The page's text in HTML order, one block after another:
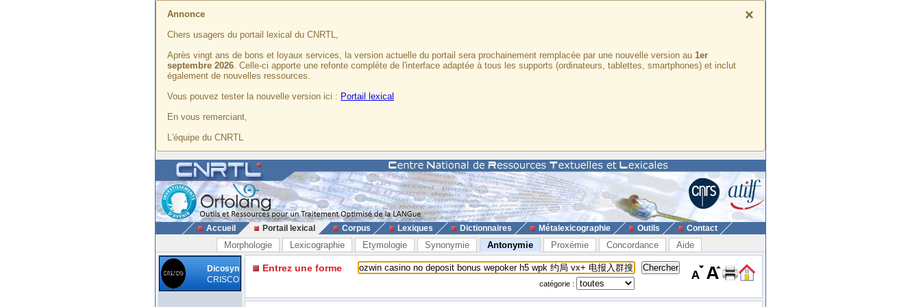
×
Annonce
Chers usagers du portail lexical du CNRTL,
Après vingt ans de bons et loyaux services, la version actuelle du portail sera prochainement remplacée par une nouvelle version au 1er
septembre 2026. Celle-ci apporte une refonte complète de l'interface adaptée à tous les supports (ordinateurs, tablettes, smartphones) et inclut
également de nouvelles ressources.
Vous pouvez tester la nouvelle version ici : Portail lexical
En vous remerciant,
L'équipe du CNRTL
Accueil Portail lexical Corpus Lexiques Dictionnaires Métalexicographie Outils Contact
Morphologie Lexicographie Etymologie Synonymie Antonymie Proxémie Concordance Aide
Dicosyn
CRISCO
Entrez une forme
catégorie :